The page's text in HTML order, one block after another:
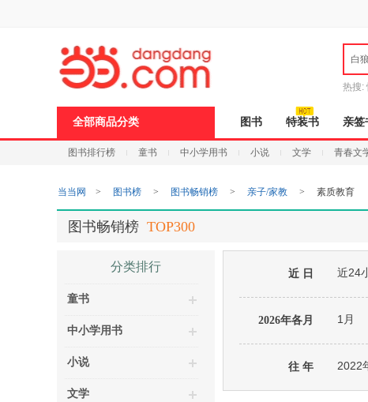
白
热搜:
全部商品分类 图书 特装书 亲签
图书排行榜 童书 中小学用书 小说 文学 青春文
当当网 > 图书榜 > 图书畅销榜 > 亲子/家教 > 素质教育
图书畅销榜 TOP300
分类排行
童书
中小学用书
小说
文学
近 日 近24
2026年各月 1月
往 年 2022
页